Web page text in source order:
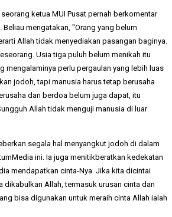
ketua MUI Pusat pernah berkomentar
mengatakan, "Orang yang belum
Allah tidak menyediakan pasangan baginya.
Usia tiga puluh belum menikah itu
mengalaminya perlu pergaulan yang lebih luas
jodoh, tapi manusia harus tetap berusaha
dan berdoa belum juga dapat, itu
Allah tidak menguji manusia di luar
segala hal menyangkut jodoh di dalam
ini. Ia juga menitikberatkan kedekatan
mendapatkan cinta-Nya. Jika kita dicintai
dikabulkan Allah, termasuk urusan cinta dan
bisa digunakan untuk meraih cinta Allah ialah